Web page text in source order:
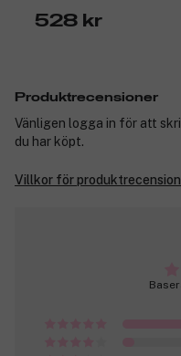
528 kr
Produktrecensioner
Vänligen logga in för att
du har köpt.
Villkor för